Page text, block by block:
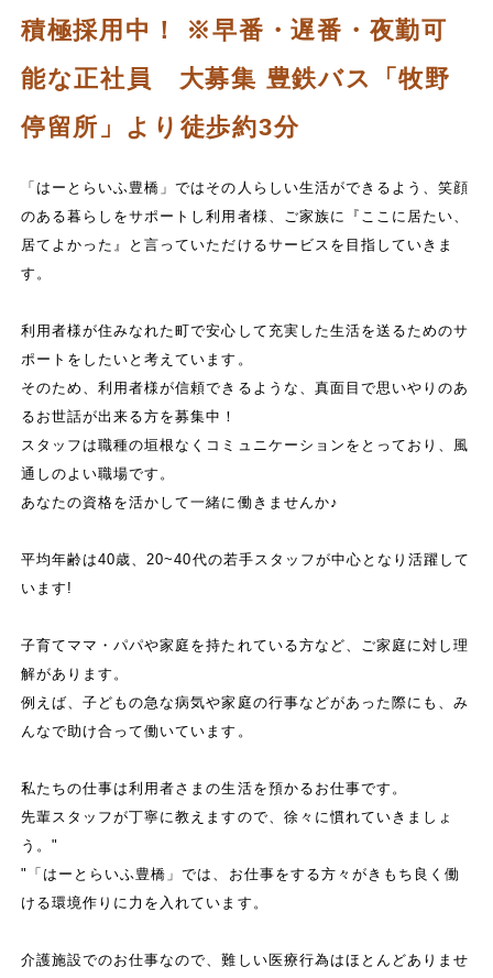
積極採用中！ ※早番・遅番・夜勤可
能な正社員 大募集 豊鉄バス「牧野
停留所」より徒歩約3分
「はーとらいふ豊橋」ではその人らしい生活ができるよう、笑顔
のある暮らしをサポートし利用者様、ご家族に『ここに居たい、
居てよかった』と言っていただけるサービスを目指していきま
す。
利用者様が住みなれた町で安心して充実した生活を送るためのサ
ポートをしたいと考えています。
そのため、利用者様が信頼できるような、真面目で思いやりのあ
るお世話が出来る方を募集中！
スタッフは職種の垣根なくコミュニケーションをとっており、風
通しのよい職場です。
あなたの資格を活かして一緒に働きませんか♪
平均年齢は40歳、20~40代の若手スタッフが中心となり活躍して
います!
子育てママ・パパや家庭を持たれている方など、ご家庭に対し理
解があります。
例えば、子どもの急な病気や家庭の行事などがあった際にも、み
んなで助け合って働いています。
私たちの仕事は利用者さまの生活を預かるお仕事です。
先輩スタッフが丁寧に教えますので、徐々に慣れていきましょ
う。"
"「はーとらいふ豊橋」では、お仕事をする方々がきもち良く働
ける環境作りに力を入れています。
介護施設でのお仕事なので、難しい医療行為はほとんどありませ